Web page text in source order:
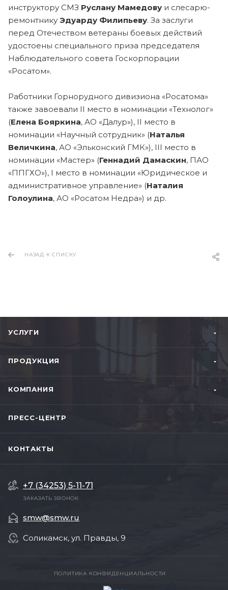
инструктору СМЗ Руслану Мамедову и слесарю-
ремонтнику Эдуарду Филипьеву. За заслуги
перед Отечеством ветераны боевых действий
удостоены специального приза председателя
Наблюдательного совета Госкорпорации
«Росатом».
Работники Горнорудного дивизиона «Росатома»
также завоевали II место в номинации «Технолог»
(Елена Бояркина, АО «Далур»), II место в
номинации «Научный сотрудник» (Наталья
Величкина, АО «Эльконский ГМК»), III место в
номинации «Мастер» (Геннадий Дамаскин, ПАО
«ППГХО»), I место в номинации «Юридическое и
административное управление» (Наталия
Голоулина, АО «Росатом Недра») и др.
НАЗАД К СПИСКУ
УСЛУГИ
ПРОДУКЦИЯ
КОМПАНИЯ
ПРЕСС-ЦЕНТР
КОНТАКТЫ
+7 (34253) 5-11-71
ЗАКАЗАТЬ ЗВОНОК
smw@smw.ru
Соликамск, ул. Правды, 9
ПОЛИТИКА КОНФИДЕНЦИАЛЬНОСТИ